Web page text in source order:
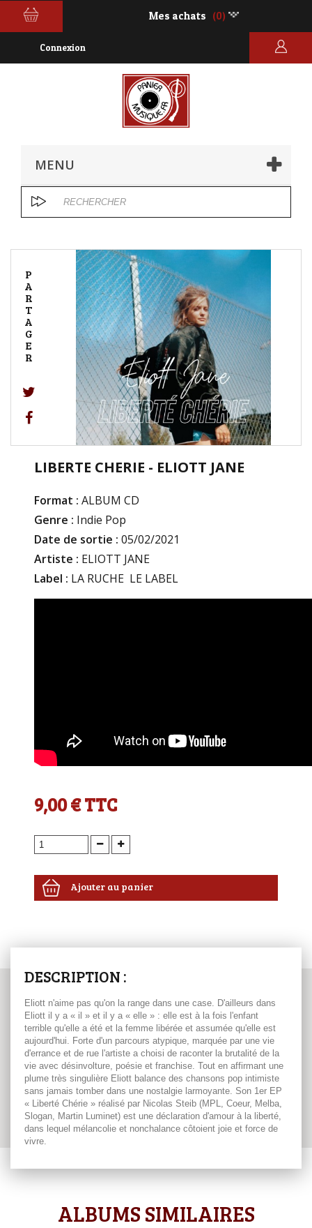
Mes achats (0)
Connexion
MENU
P
A
R
T
A
G
E
R
LIBERTE CHERIE - ELIOTT JANE
Format : ALBUM CD
Genre : Indie Pop
Date de sortie : 05/02/2021
Artiste : ELIOTT JANE
Label : LA RUCHE  LE LABEL
9,00 €TTC
Ajouter au panier
DESCRIPTION :
Eliott n'aime pas qu'on la range dans une case. D'ailleurs dans
Eliott il y a « il » et il y a « elle » : elle est à la fois l'enfant
terrible qu'elle a été et la femme libérée et assumée qu'elle est
aujourd'hui. Forte d'un parcours atypique, marquée par une vie
d'errance et de rue l'artiste a choisi de raconter la brutalité de la
vie avec désinvolture, poésie et franchise. Tout en affirmant une
plume très singulière Eliott balance des chansons pop intimiste
sans jamais tomber dans une nostalgie larmoyante. Son 1er EP
« Liberté Chérie » réalisé par Nicolas Steib (MPL, Coeur, Melba,
Slogan, Martin Luminet) est une déclaration d'amour à la liberté,
dans lequel mélancolie et nonchalance côtoient joie et force de
vivre.
ALBUMS SIMILAIRES